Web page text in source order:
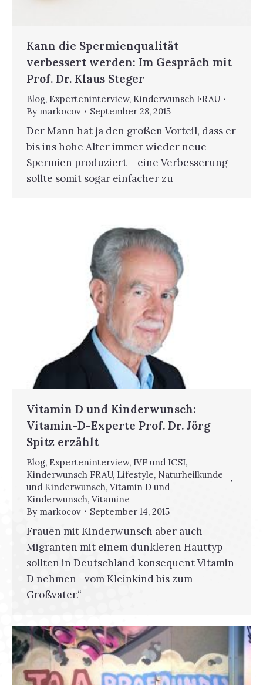
Kann die Spermienqualität
verbessert werden: Im Gespräch mit
Prof. Dr. Klaus Steger
Blog, Experteninterview, Kinderwunsch FRAU
By markocov September 28, 2015
Der Mann hat ja den großen Vorteil, dass er
bis ins hohe Alter immer wieder neue
Spermien produziert – eine Verbesserung
sollte somit sogar einfacher zu
Vitamin D und Kinderwunsch:
Vitamin-D-Experte Prof. Dr. Jörg
Spitz erzählt
Blog, Experteninterview, IVF und ICSI,
Kinderwunsch FRAU, Lifestyle, Naturheilkunde
und Kinderwunsch, Vitamin D und
Kinderwunsch, Vitamine
By markocov September 14, 2015
Frauen mit Kinderwunsch aber auch
Migranten mit einem dunkleren Hauttyp
sollten in Deutschland konsequent Vitamin
D nehmen– vom Kleinkind bis zum
Großvater.“